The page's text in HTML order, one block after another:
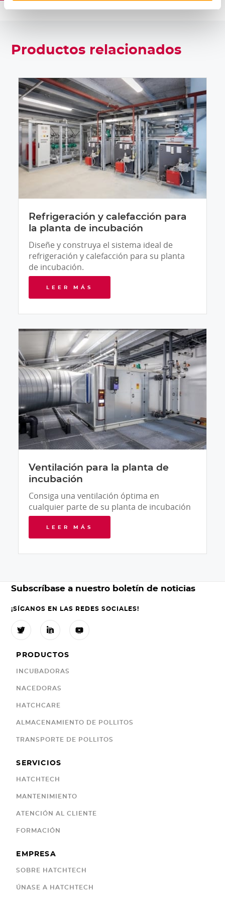
Productos relacionados
Refrigeración y calefacción para
la planta de incubación
Diseñe y construya el sistema ideal de
refrigeración y calefacción para su planta
de incubación.
LEER MÁS
Ventilación para la planta de
incubación
Consiga una ventilación óptima en
cualquier parte de su planta de incubación
LEER MÁS
Subscríbase a nuestro boletín de noticias
¡SÍGANOS EN LAS REDES SOCIALES!
  
PRODUCTOS
INCUBADORAS
NACEDORAS
HATCHCARE
ALMACENAMIENTO DE POLLITOS
TRANSPORTE DE POLLITOS
SERVICIOS
HATCHTECH
MANTENIMIENTO
ATENCIÓN AL CLIENTE
FORMACIÓN
EMPRESA
SOBRE HATCHTECH
ÚNASE A HATCHTECH